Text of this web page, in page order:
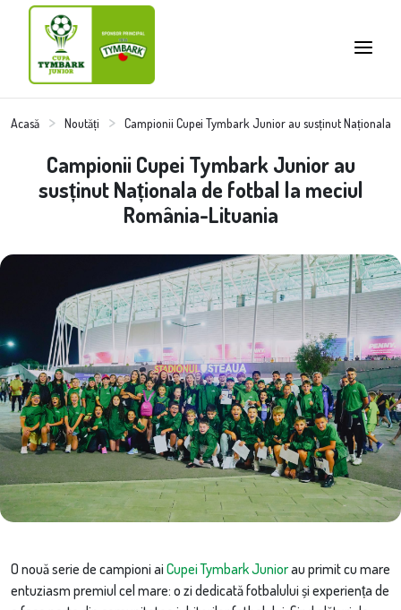
Acasă Noutăți Campionii Cupei Tymbark Junior au susținut Naționala
Campionii Cupei Tymbark Junior au
susținut Naționala de fotbal la meciul
România-Lituania
O nouă serie de campioni ai Cupei Tymbark Juniorau primit cu mare
entuziasm premiul cel mare: o zi dedicată fotbalului și experiența de